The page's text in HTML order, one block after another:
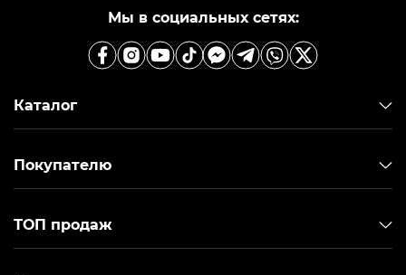
Мы в социальных сетях:
Каталог
Покупателю
ТОП продаж